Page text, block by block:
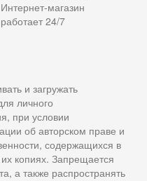
Интернет-магазин
работает 24/7
и загружать
личного
при условии
об авторском праве и
содержащихся в
копиях. Запрещается
а также распространять